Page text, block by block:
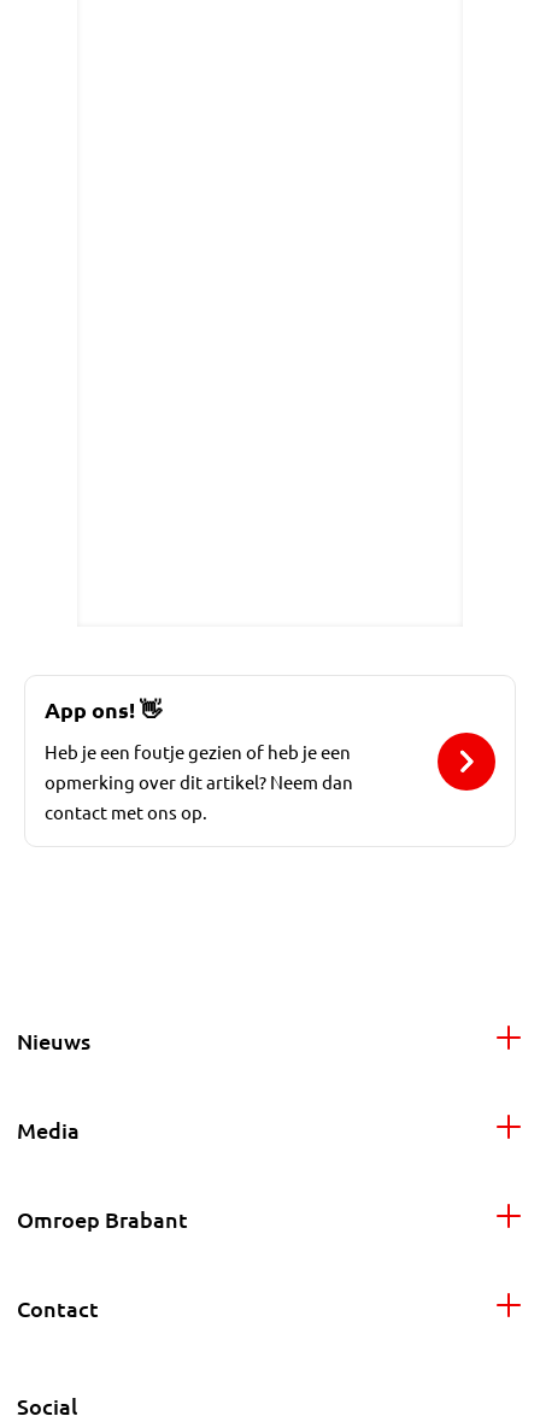
App ons!👋
Heb je een foutje gezien of heb je een
opmerking over dit artikel? Neem dan
contact met ons op.
Nieuws
Media
Omroep Brabant
Contact
Social